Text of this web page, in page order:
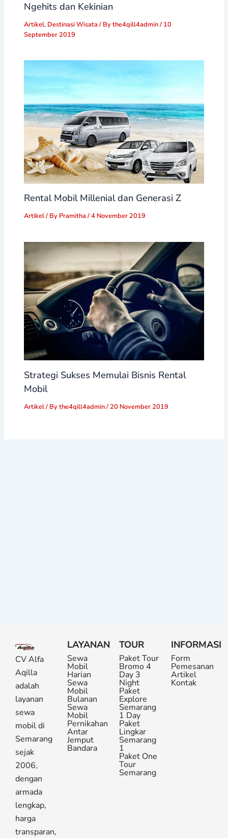
Ngehits dan Kekinian
Artikel, Destinasi Wisata/ Bythe4qill4admin/ 10
September 2019
Rental Mobil Millenial dan Generasi Z
Artikel/ By Pramitha/4 November 2019
Strategi Sukses Memulai Bisnis Rental
Mobil
Artikel/ Bythe4qill4admin/ 20 November 2019
CV Alfa
Aqilla
adalah
layanan
sewa
mobil di
Semarang
sejak
2006,
dengan
armada
lengkap,
harga
transparan,
LAYANAN
Sewa
Mobil
Harian
Sewa
Mobil
Bulanan
Sewa
Mobil
Pernikahan
Antar
Jemput
Bandara
TOUR
Paket Tour
Bromo 4
Day 3
Night
Paket
Explore
Semarang
1 Day
Paket
Lingkar
Semarang
1
Paket One
Tour
Semarang
INFORMASI
Form
Pemesanan
Artikel
Kontak